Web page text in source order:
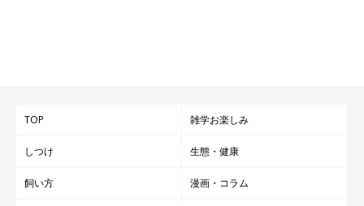
TOP 雑学お楽しみ
しつけ 生態・健康
飼い方 漫画・コラム